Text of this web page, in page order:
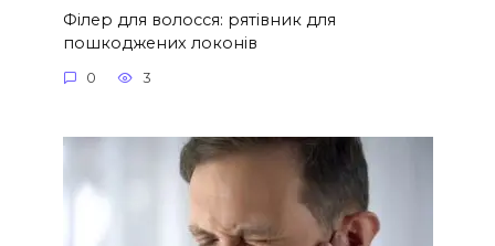
Філер для волосся: рятівник для
пошкоджених локонів
0 3